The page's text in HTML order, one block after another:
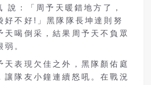
說：「周予天暖錯地方了，
好不好!」黑隊隊長坤達則努
天喝倒采，結果周予天不負眾
弱。
天表現欠佳之外，黑隊顏佑庭
讓隊友小鐘連續怒吼。在戰況